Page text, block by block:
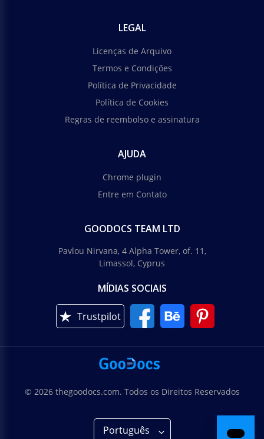
LEGAL
Licenças de Arquivo
Termos e Condições
Política de Privacidade
Política de Cookies
Regras de reembolso e assinatura
AJUDA
Chrome plugin
Entre em Contato
GOODOCS TEAM LTD
Pavlou Nirvana, 4 Alpha Tower, of. 11,
Limassol, Cyprus
MÍDIAS SOCIAIS
Trustpilot
© 2026 thegoodocs.com. Todos os Direitos Reservados
Português